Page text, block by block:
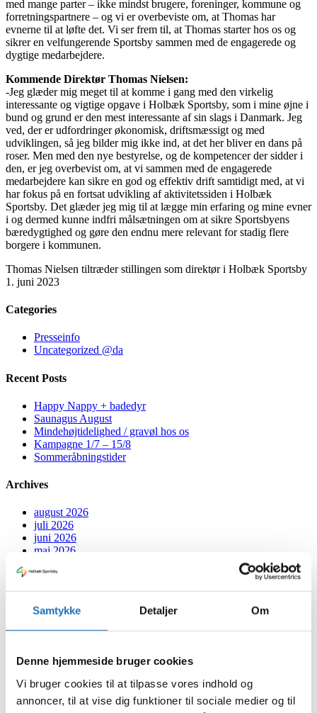
Samtykke Detaljer Om
Denne hjemmeside bruger cookies
Vi bruger cookies til at tilpasse vores indhold og
annoncer, til at vise dig funktioner til sociale medier og til
med mange parter – ikke mindst brugere, foreninger, kommune og
forretningspartnere – og vi er overbeviste om, at Thomas har
evnerne til at løfte det. Vi ser frem til, at Thomas starter hos os og
sikrer en velfungerende Sportsby sammen med de engagerede og
dygtige medarbejdere.
Kommende Direktør Thomas Nielsen:
-Jeg glæder mig meget til at komme i gang med den virkelig
interessante og vigtige opgave i Holbæk Sportsby, som i mine øjne i
bund og grund er den mest interessante af sin slags i Danmark. Jeg
ved, der er udfordringer økonomisk, driftsmæssigt og med
udviklingen, så jeg bilder mig ikke ind, at det her bliver en dans på
roser. Men med den nye bestyrelse, og de kompetencer der sidder i
den, er jeg overbevist om, at vi sammen med de engagerede
medarbejdere kan sikre en god og effektiv drift samtidigt med, at vi
har fokus på en fortsat udvikling af aktivitetssiden i Holbæk
Sportsby. Det glæder jeg mig til at lægge min erfaring og mine evner
i og dermed kunne indfri målsætningen om at sikre Sportsbyens
bæredygtighed og gøre den endnu mere relevant for stadig flere
borgere i kommunen.
Thomas Nielsen tiltræder stillingen som direktør i Holbæk Sportsby
1. juni 2023
Categories
Presseinfo
Uncategorized @da
Recent Posts
Happy Nappy + badedyr
Saunagus August
Mindehøjtidelighed / gravøl hos os
Kampagne 1/7 – 15/8
Sommeråbningstider
Archives
august 2026
juli 2026
juni 2026
maj 2026
marts 2026
februar 2026
december 2025
oktober 2025
juli 2025
maj 2025
marts 2025